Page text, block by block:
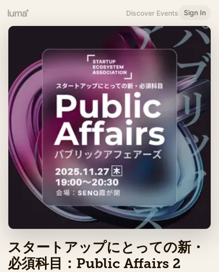
Discover Events Sign In
スタートアップにとっての新・
必須科目：Public Affairs 2